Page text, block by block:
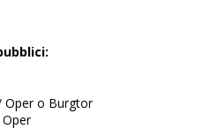
Oper o Burgtor
Oper